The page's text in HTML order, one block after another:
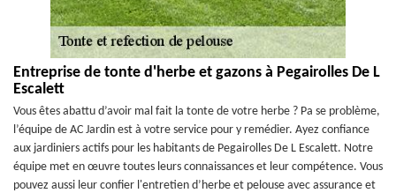
Entreprise de tonte d'herbe et gazons à Pegairolles De L
Escalett
Vous êtes abattu d’avoir mal fait la tonte de votre herbe ? Pa se problème,
l’équipe de AC Jardin est à votre service pour y remédier. Ayez confiance
aux jardiniers actifs pour les habitants de Pegairolles De L Escalett. Notre
équipe met en œuvre toutes leurs connaissances et leur compétence. Vous
pouvez aussi leur confier l'entretien d’herbe et pelouse avec assurance et